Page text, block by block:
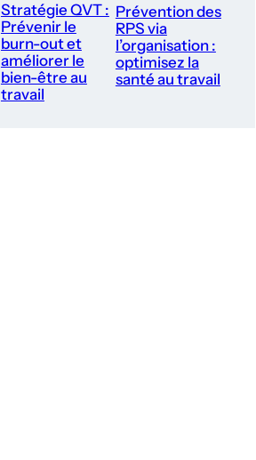
Stratégie QVT :
Prévenir le
burn-out et
améliorer le
bien-être au
travail
Prévention des
RPS via
l’organisation :
optimisez la
santé au travail